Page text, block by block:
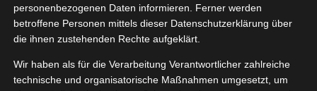
August 29, 2023 | Bad,Beauty,Haar,Pflege,
Produktvorstellungen,Wellness
personenbezogenen Daten informieren. Ferner werden
betroffene Personen mittels dieser Datenschutzerklärung über
die ihnen zustehenden Rechte aufgeklärt.
Wir haben als für die Verarbeitung Verantwortlicher zahlreiche
technische und organisatorische Maßnahmen umgesetzt, um